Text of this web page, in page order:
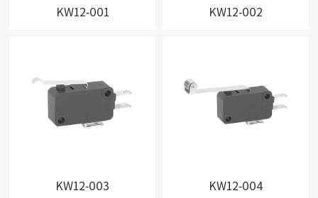
KW12-001 KW12-002
KW12-003 KW12-004